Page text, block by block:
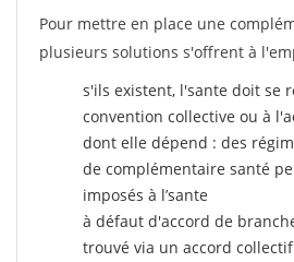
Pour mettre en place une
plusieurs solutions s'offrent à
s'ils existent, l'sante doit se
convention collective ou à
dont elle dépend : des
de complémentaire santé
imposés à l’sante
à défaut d'accord de
trouvé via un accord